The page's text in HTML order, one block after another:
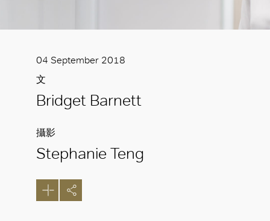
04 September 2018
文
Bridget Barnett
攝影
Stephanie Teng